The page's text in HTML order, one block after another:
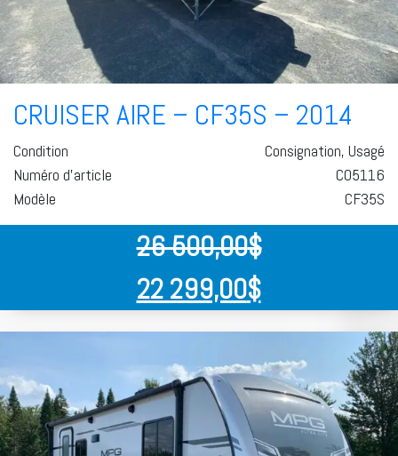
CRUISER AIRE – CF35S – 2014
Condition
Consignation, Usagé
Numéro d'article
C05116
Modèle
CF35S
26 500,00$
22 299,00$